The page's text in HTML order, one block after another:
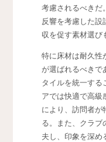
考慮されるべきだ
反響を考慮した設
収を促す素材選び
特に床材は耐久性
が選ばれるべきで
タイルを統一する
アでは快適で高級
により、訪問者が
る。また、クラブ
夫し、印象を深め